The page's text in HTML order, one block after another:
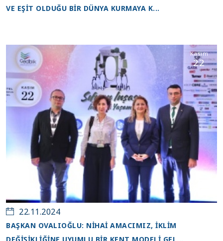
VE EŞİT OLDUĞU BİR DÜNYA KURMAYA K...
Kasım
22
22.11.2024
BAŞKAN OVALIOĞLU: NİHAİ AMACIMIZ, İKLİM